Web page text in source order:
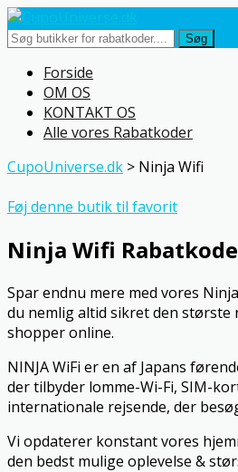
Søg
Skip
content
Forside
OM OS
KONTAKT OS
Alle vores Rabatkoder
CupoUniverse.dk > Ninja Wifi
Føj denne butik til favorit
Ninja Wifi Rabatkode
Spar endnu mere med vores
du nemlig altid sikret den største
shopper online.
NINJA WiFi er en af Japans
der tilbyder lomme-Wi-Fi, SIM-
internationale rejsende, der
Vi opdaterer konstant vores
den bedst mulige oplevelse &